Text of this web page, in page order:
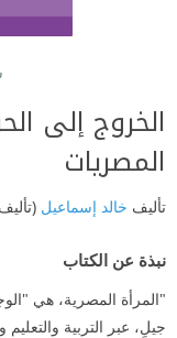
الخروج إلى
المصريات
تأليف خالد إسماعيل
نبذة عن الكتاب
"المرأة المصرية، هي
جيلٍ، عبر التربية